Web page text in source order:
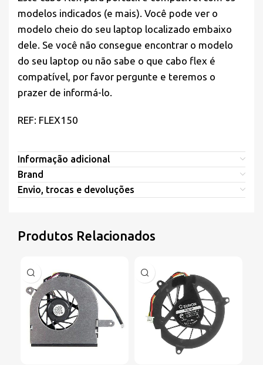
modelos indicados (e mais). Você pode ver o
modelo cheio do seu laptop localizado embaixo
dele. Se você não consegue encontrar o modelo
do seu laptop ou não sabe o que cabo flex é
compatível, por favor pergunte e teremos o
prazer de informá-lo.
REF: FLEX150
Informação adicional
Brand
Envio, trocas e devoluções
Produtos Relacionados